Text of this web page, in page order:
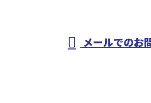
メールでのお